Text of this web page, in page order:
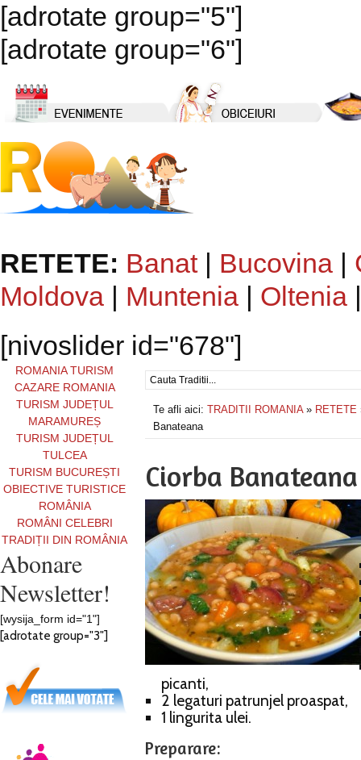
[adrotate group="5"]
[adrotate group="6"]
RETETE: Banat| Bucovina |
Moldova | Muntenia | Oltenia
[nivoslider id="678"]
Te afli aici: TRADITII ROMANIA» RETETE
Banateana
Ciorba Banateana
picanti,
2 legaturi patrunjel proaspat,
1 lingurita ulei.
Preparare:
ROMANIA TURISM
CAZARE ROMANIA
TURISM JUDEȚUL
MARAMUREȘ
TURISM JUDEȚUL
TULCEA
TURISM BUCUREȘTI
OBIECTIVE TURISTICE
ROMÂNIA
ROMÂNI CELEBRI
TRADIȚII DIN ROMÂNIA
Abonare
Newsletter!
[wysija_form id="1"]
[adrotate group="3"]